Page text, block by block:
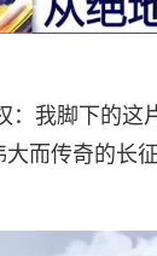
：我脚下的这
而传奇的长征